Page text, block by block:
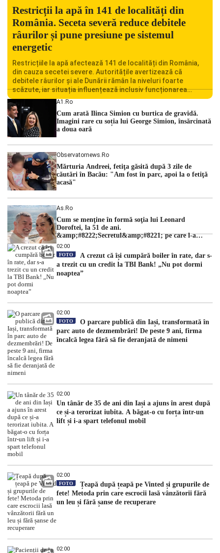
Restricții la apă în 141 de localități din
România. Seceta severă reduce debitele
râurilor și pune presiune pe sistemul
energetic
Restricțiile la apă afectează 141 de localități din România,
din cauza secetei severe. Autoritățile avertizează că
debitele râurilor și ale Dunării rămân la niveluri foarte
scăzute, iar situația influențează inclusiv funcționarea
Centralei Nucleare de la Cernavodă. România se confruntă
cu una dintre cele mai dificile perioade din punct de vedere
hidrologic din ultimii ani. Lipsa […]
A1.ro
Cum arată Ilinca Simion cu burtica de gravidă.
Imagini rare cu soția lui George Simion, însărcinată
a doua oară
Observatornews.ro
Mărturia Andreei, fetiţa găsită după 3 zile de
căutări în Bacău: "Am fost în parc, apoi la o fetiţă
acasă"
As.ro
Cum se menţine în formă soţia lui Leonard
Doroftei, la 51 de ani.
&amp;#8222;Secretul&amp;#8221; pe care l-a
dezvăluit
02:00
FOTO
A crezut că își cumpără boiler în rate, dar s-
a trezit cu un credit la TBI Bank! „Nu pot dormi
noaptea”
02:00
FOTO
O parcare publică din Iași, transformată în
parc auto de dezmembrări! De peste 9 ani, firma
încalcă legea fără să fie deranjată de nimeni
02:00
Un tânăr de 35 de ani din Iași a ajuns în arest după
ce și-a terorizat iubita. A băgat-o cu forța într-un
lift și i-a spart telefonul mobil
02:00
FOTO
Țeapă după țeapă pe Vinted și grupurile de
fete! Metoda prin care escrocii lasă vânzătorii fără
un leu și fără șanse de recuperare
02:00